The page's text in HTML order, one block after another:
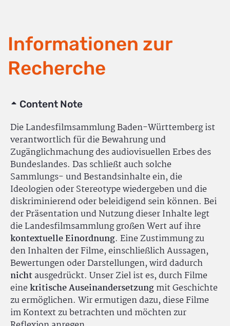
Informationen zur
Recherche
Content Note
Die Landesfilmsammlung Baden-Württemberg ist
verantwortlich für die Bewahrung und
Zugänglichmachung des audiovisuellen Erbes des
Bundeslandes. Das schließt auch solche
Sammlungs- und Bestandsinhalte ein, die
Ideologien oder Stereotype wiedergeben und die
diskriminierend oder beleidigend sein können. Bei
der Präsentation und Nutzung dieser Inhalte legt
die Landesfilmsammlung großen Wert auf ihre
kontextuelle Einordnung. Eine Zustimmung zu
den Inhalten der Filme, einschließlich Aussagen,
Bewertungen oder Darstellungen, wird dadurch
nichtausgedrückt. Unser Ziel ist es, durch Filme
einekritische Auseinandersetzungmit Geschichte
zu ermöglichen. Wir ermutigen dazu, diese Filme
im Kontext zu betrachten und möchten zur